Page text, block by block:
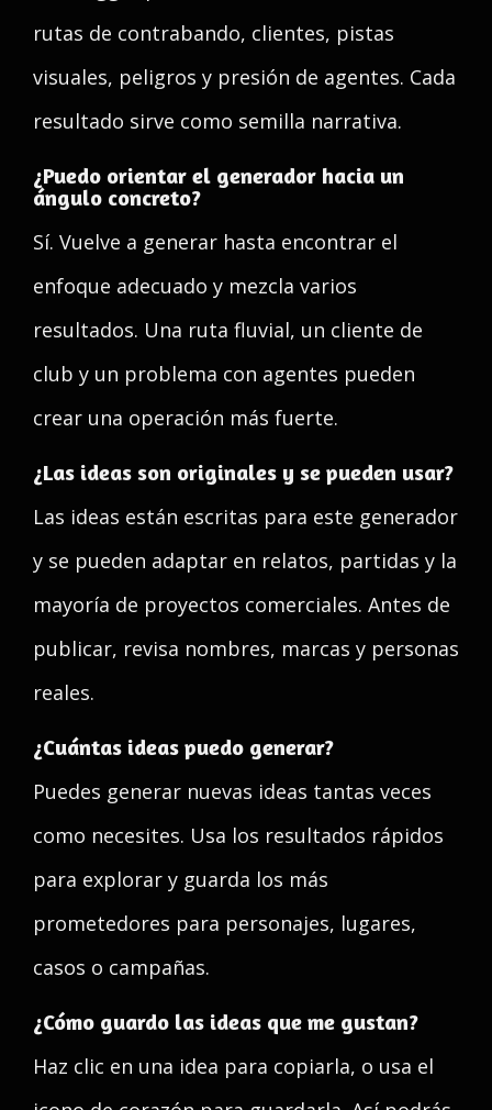
rutas de contrabando, clientes, pistas
visuales, peligros y presión de agentes. Cada
resultado sirve como semilla narrativa.
¿Puedo orientar el generador hacia un
ángulo concreto?
Sí. Vuelve a generar hasta encontrar el
enfoque adecuado y mezcla varios
resultados. Una ruta fluvial, un cliente de
club y un problema con agentes pueden
crear una operación más fuerte.
¿Las ideas son originales y se pueden usar?
Las ideas están escritas para este generador
y se pueden adaptar en relatos, partidas y la
mayoría de proyectos comerciales. Antes de
publicar, revisa nombres, marcas y personas
reales.
¿Cuántas ideas puedo generar?
Puedes generar nuevas ideas tantas veces
como necesites. Usa los resultados rápidos
para explorar y guarda los más
prometedores para personajes, lugares,
casos o campañas.
¿Cómo guardo las ideas que me gustan?
Haz clic en una idea para copiarla, o usa el